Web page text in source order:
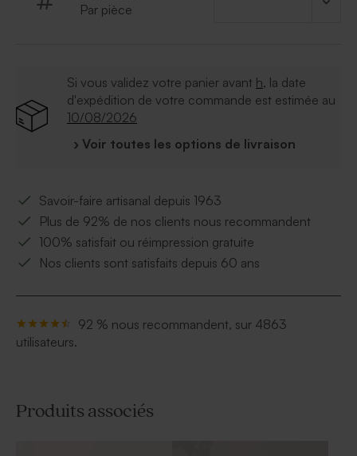
Par pièce
Si vous validez votre panier avant h, la date
d'expédition de votre commande est estimée au
10/08/2026
› Voir toutes les options de livraison
Savoir-faire artisanal depuis 1963
Plus de 92% de nos clients nous recommandent
100% satisfait ou réimpression gratuite
Nos clients sont satisfaits depuis 60 ans
92 % nous recommandent, sur 4863
utilisateurs.
Produits associés